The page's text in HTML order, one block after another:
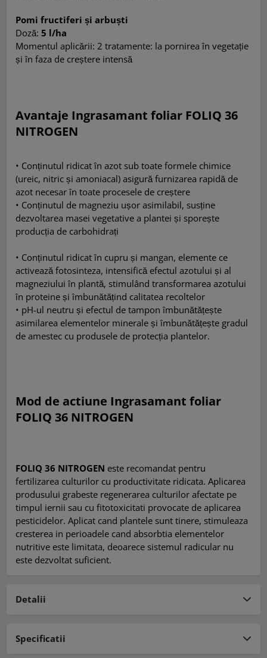
Pomi fructiferi și arbuști
Doză:5 l/ha
Momentul aplicării: 2 tratamente: la pornirea în vegetație
și în faza de creștere intensă
Avantaje Ingrasamant foliar FOLIQ 36
NITROGEN
• Conținutul ridicat în azot sub toate formele chimice
(ureic, nitric și amoniacal) asigură furnizarea rapidă de
azot necesar în toate procesele de creștere
• Conținutul de magneziu ușor asimilabil, susține
dezvoltarea masei vegetative a plantei și sporește
producția de carbohidrați
• Conținutul ridicat în cupru și mangan, elemente ce
activează fotosinteza, intensifică efectul azotului și al
magneziului în plantă, stimulând transformarea azotului
în proteine și îmbunătățind calitatea recoltelor
• pH-ul neutru și efectul de tampon îmbunătățește
asimilarea elementelor minerale și îmbunătățește gradul
de amestec cu produsele de protecția plantelor.
Mod de actiune Ingrasamant foliar
FOLIQ 36 NITROGEN
FOLIQ 36 NITROGEN este recomandat pentru
fertilizarea culturilor cu productivitate ridicata. Aplicarea
produsului grabeste regenerarea culturilor afectate pe
timpul iernii sau cu fitotoxicitati provocate de aplicarea
pesticidelor. Aplicat cand plantele sunt tinere, stimuleaza
cresterea in perioadele cand absorbtia elementelor
nutritive este limitata, deoarece sistemul radicular nu
este dezvoltat suficient.
Detalii
Specificatii